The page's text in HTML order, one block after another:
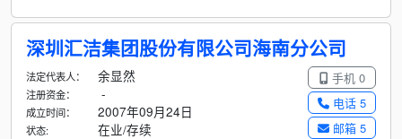
深圳汇洁集团股份有限公司海南分公司
手机 0
电话 5
邮箱 5
法定代表人： 余显然
注册资金： -
成立时间： 2007年09月24日
状态: 在业/存续